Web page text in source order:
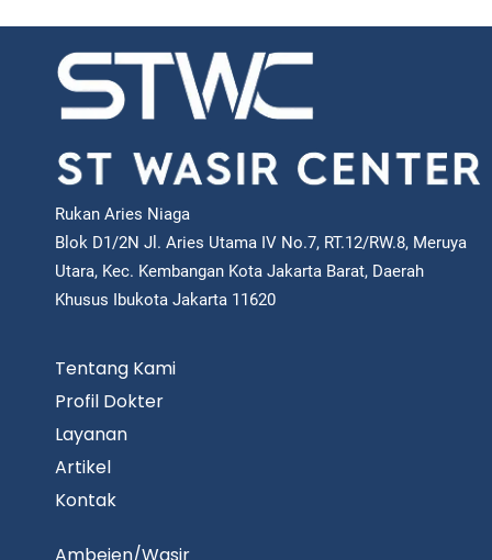
Rukan Aries Niaga
Blok D1/2N Jl. Aries Utama IV No.7, RT.12/RW.8, Meruya
Utara, Kec. Kembangan Kota Jakarta Barat, Daerah
Khusus Ibukota Jakarta 11620
Tentang Kami
Profil Dokter
Layanan
Artikel
Kontak